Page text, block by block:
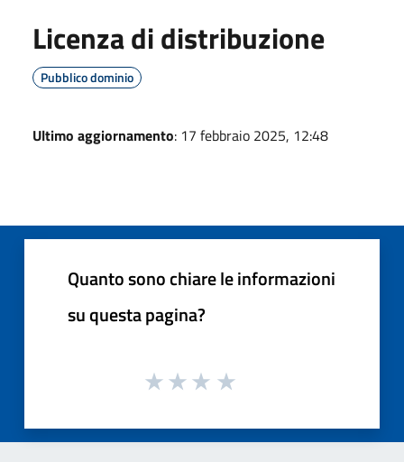
Licenza di distribuzione
Pubblico dominio
Ultimo aggiornamento: 17 febbraio 2025, 12:48
Quanto sono chiare le informazioni
su questa pagina?